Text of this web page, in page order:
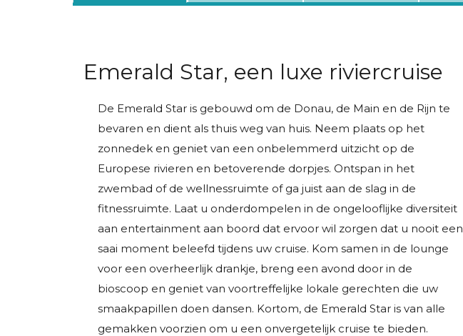
Emerald Star, een luxe riviercruise
De Emerald Star is gebouwd om de Donau, de Main en de Rijn te
bevaren en dient als thuis weg van huis. Neem plaats op het
zonnedek en geniet van een onbelemmerd uitzicht op de
Europese rivieren en betoverende dorpjes. Ontspan in het
zwembad of de wellnessruimte of ga juist aan de slag in de
fitnessruimte. Laat u onderdompelen in de ongelooflijke diversiteit
aan entertainment aan boord dat ervoor wil zorgen dat u nooit een
saai moment beleefd tijdens uw cruise. Kom samen in de lounge
voor een overheerlijk drankje, breng een avond door in de
bioscoop en geniet van voortreffelijke lokale gerechten die uw
smaakpapillen doen dansen. Kortom, de Emerald Star is van alle
gemakken voorzien om u een onvergetelijk cruise te bieden.